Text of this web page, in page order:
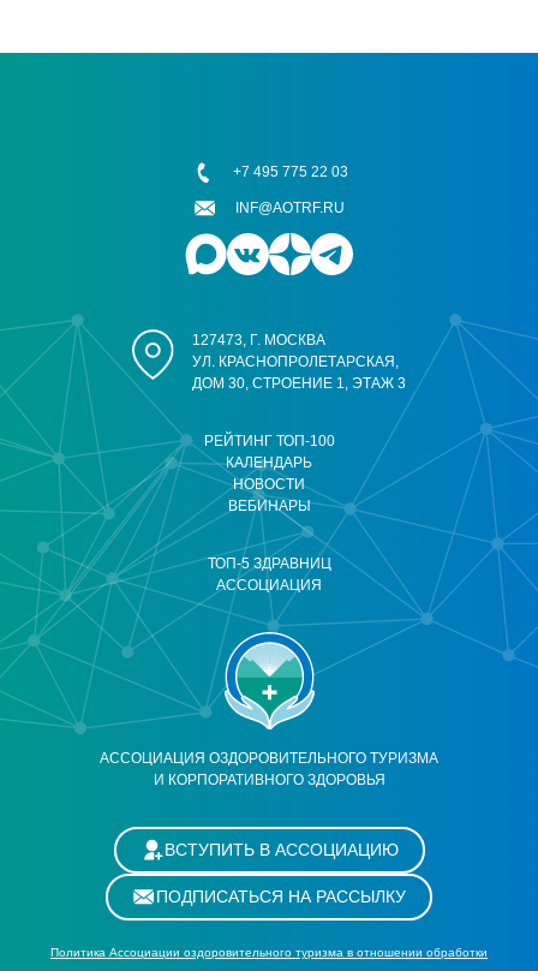
АССОЦИАЦИЯ ОЗДОРОВИТЕЛЬНОГО ТУРИЗМА
И КОРПОРАТИВНОГО ЗДОРОВЬЯ
РЕЙТИНГ ТОП-100
КАЛЕНДАРЬ
НОВОСТИ
ВЕБИНАРЫ
ТОП-5 ЗДРАВНИЦ
АССОЦИАЦИЯ
127473, Г. МОСКВА
УЛ. КРАСНОПРОЛЕТАРСКАЯ,
ДОМ 30, СТРОЕНИЕ 1, ЭТАЖ 3
+7 495 775 22 03
INF@AOTRF.RU
ВСТУПИТЬ В АССОЦИАЦИЮ
ПОДПИСАТЬСЯ НА РАССЫЛКУ
Политика Ассоциации оздоровительного туризма в отношении обработки